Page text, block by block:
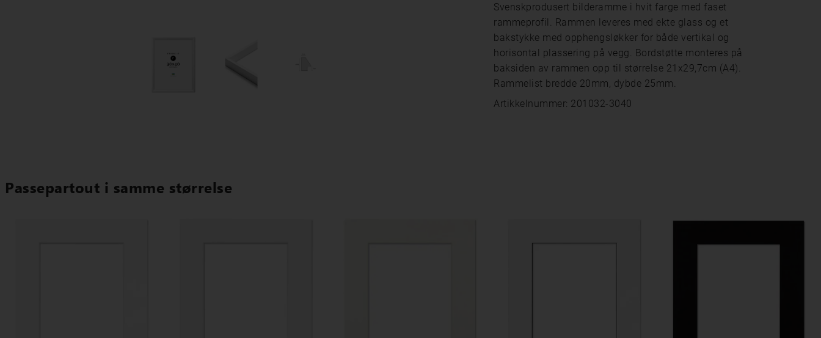
Svenskprodusert bilderamme i hvit farge med faset
rammeprofil. Rammen leveres med ekte glass og et
bakstykke med opphengsløkker for både vertikal og
horisontal plassering på vegg. Bordstøtte monteres på
baksiden av rammen opp til størrelse 21x29,7cm (A4).
Rammelist bredde 20mm, dybde 25mm.
Artikkelnummer: 201032-3040
Passepartout i samme størrelse